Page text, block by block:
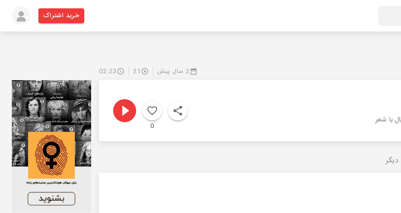
خرید اشتراک
2 سال پیش 21
02:23
با شعر
0